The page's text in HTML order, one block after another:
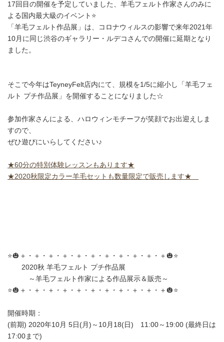
17回目の開催を予定していました、羊毛フェルト作家さんのみに
よる国内最大級のイベント⭐️
「羊毛フェルト作品展」は、コロナウィルスの影響で来年2021年
10月に同じ渋谷のギャラリー・ルデコさんでの開催に延期となり
ました。
そこで今年はTeyneyFelt店内にて、規模を1/5に縮小し「羊毛フェ
ルト プチ作品展」を開催することになりました☆
参加作家さんによる、ハロウィンモチーフが笑顔でお出迎えしま
すので、
ぜひ遊びにいらしてください♪
★60分の特別体験レッスンもあります★
★2020秋限定カラー羊毛セットも数量限定で販売します★
⭐️🎃＋・＋・＋・＋・＋・＋・＋・＋・＋・＋・＋🎃⭐️
2020秋 羊毛フェルト プチ作品展
～羊毛フェルト作家による作品展示＆販売～
⭐️🎃＋・＋・＋・＋・＋・＋・＋・＋・＋・＋・＋🎃⭐️
開催時期：
(前期) 2020年10月 5日(月)～10月18(日) 11:00～19:00 (最終日は
17:00まで)